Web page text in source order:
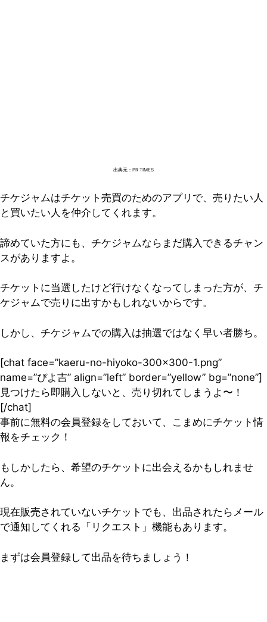
出典元：PR TIMES
チケジャムはチケット売買のためのアプリで、売りたい人
と買いたい人を仲介してくれます。
諦めていた方にも、チケジャムならまだ購入できるチャン
スがありますよ。
チケットに当選したけど行けなくなってしまった方が、チ
ケジャムで売りに出すかもしれないからです。
しかし、チケジャムでの購入は抽選ではなく早い者勝ち。
[chat face=”kaeru-no-hiyoko-300×300-1.png”
name=”ぴよ吉” align=”left” border=”yellow” bg=”none”]
見つけたら即購入しないと、売り切れてしまうよ〜！
[/chat]
事前に無料の会員登録をしておいて、こまめにチケット情
報をチェック！
もしかしたら、希望のチケットに出会えるかもしれませ
ん。
現在販売されていないチケットでも、出品されたらメール
で通知してくれる「リクエスト」機能もあります。
まずは会員登録して出品を待ちましょう！